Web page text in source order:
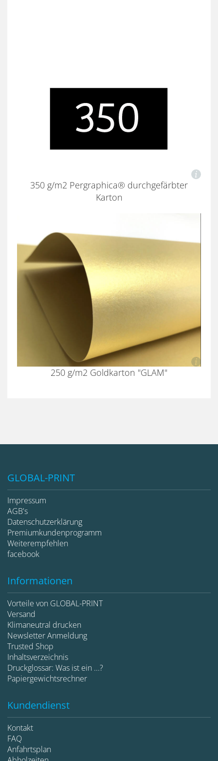
350 g/m2 Pergraphica® durchgefärbter
Karton
250 g/m2 Goldkarton "GLAM"
GLOBAL-PRINT
Impressum
AGB's
Datenschutzerklärung
Premiumkundenprogramm
Weiterempfehlen
facebook
Informationen
Vorteile von GLOBAL-PRINT
Versand
Klimaneutral drucken
Newsletter Anmeldung
Trusted Shop
Inhaltsverzeichnis
Druckglossar: Was ist ein ...?
Papiergewichtsrechner
Kundendienst
Kontakt
FAQ
Anfahrtsplan